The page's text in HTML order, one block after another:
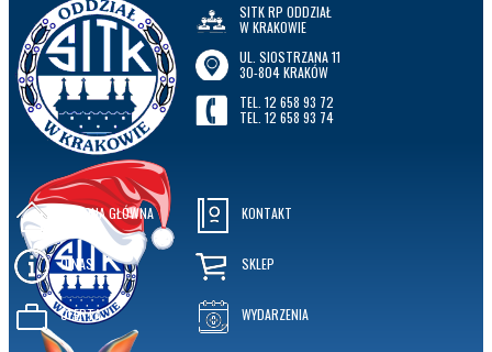
SITK RP ODDZIAŁ
W KRAKOWIE
UL. SIOSTRZANA 11
30-804 KRAKÓW
TEL. 12 658 93 72
TEL. 12 658 93 74
STRONA GŁÓWNA
O NAS
OFERTA
KONTAKT
SKLEP
WYDARZENIA